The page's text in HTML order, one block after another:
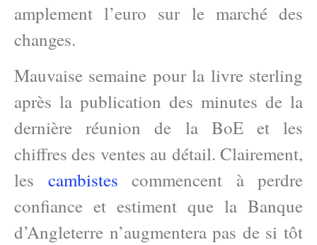
amplement l’euro sur le marché des
changes.
Mauvaise semaine pour la livre sterling
après la publication des minutes de la
dernière réunion de la BoE et les
chiffres des ventes au détail. Clairement,
les cambistes commencent à perdre
confiance et estiment que la Banque
d’Angleterre n’augmentera pas de si tôt